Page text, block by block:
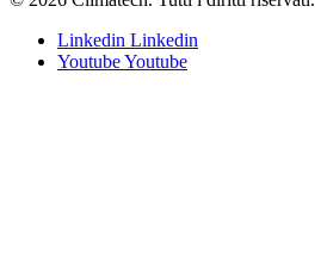
Linkedin Linkedin
YoutubeYoutube